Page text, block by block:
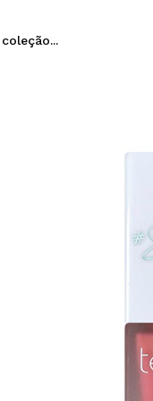
Eu não tenho uma
Ao criar uma conta
rapidamente, verificar
operações anteriores.